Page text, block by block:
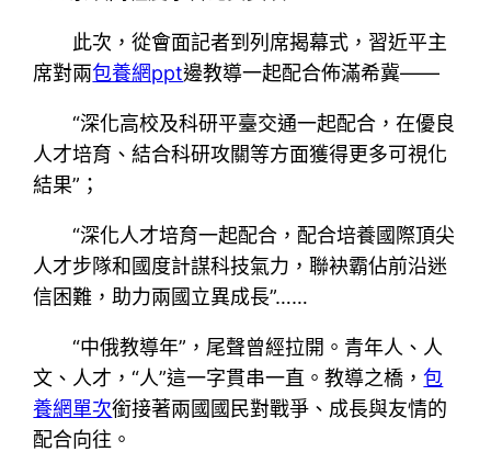
此次，從會面記者到列席揭幕式，習近平主
席對兩包養網ppt邊教導一起配合佈滿希冀——
“深化高校及科研平臺交通一起配合，在優良
人才培育、結合科研攻關等方面獲得更多可視化
結果”；
“深化人才培育一起配合，配合培養國際頂尖
人才步隊和國度計謀科技氣力，聯袂霸佔前沿迷
信困難，助力兩國立異成長”……
“中俄教導年”，尾聲曾經拉開。青年人、人
文、人才，“人”這一字貫串一直。教導之橋，包
養網單次銜接著兩國國民對戰爭、成長與友情的
配合向往。